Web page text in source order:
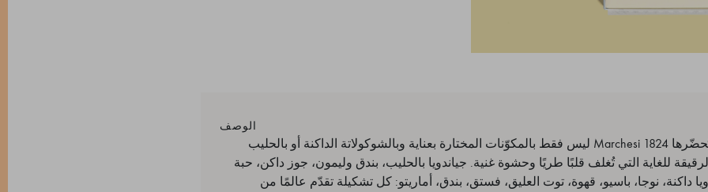
الوصف
تُشتهر حلوى البرالين التي يُحضّرها Marchesi 1824 ليس فقط بالمكوّنات المختارة بعناية وبالشوكولاتة الداكنة أو بالحليب
للغاية التي تُغلف قلبًا طريًا وحشوة غنية. جياندويا بالحليب، بندق وليمون، جوز داكن، حبة
داكنة، نوجا، باسيو، قهوة، توت العليق، فستق، بندق، أماريتو: كل تشكيلة تقدّم عالمًا من